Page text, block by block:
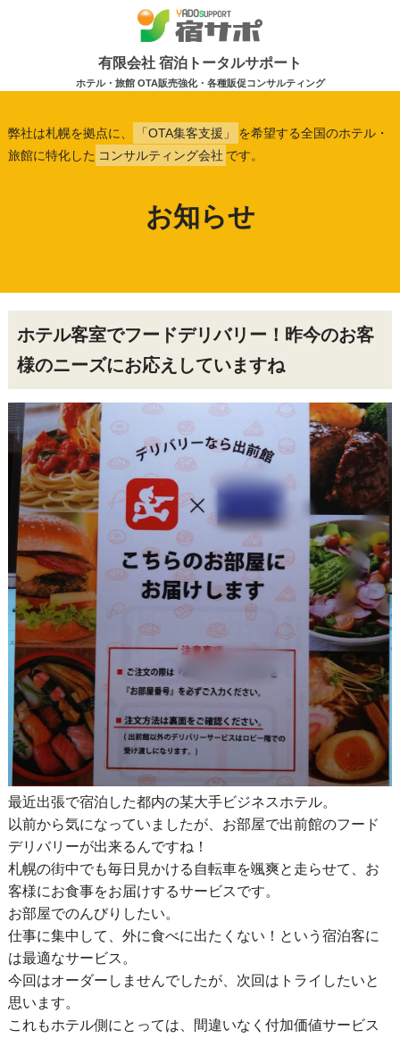
有限会社 宿泊トータルサポート
ホテル・旅館 OTA販売強化・各種販促コンサルティング
弊社は札幌を拠点に、 「OTA集客支援」
を希望する全国のホテル・
旅館に特化した コンサルティング会社 です。
お知らせ
ホテル客室でフードデリバリー！昨今のお客
様のニーズにお応えしていますね
最近出張で宿泊した都内の某大手ビジネスホテル。
以前から気になっていましたが、お部屋で出前館のフード
デリバリーが出来るんですね！
札幌の街中でも毎日見かける自転車を颯爽と走らせて、お
客様にお食事をお届けするサービスです。
お部屋でのんびりしたい。
仕事に集中して、外に食べに出たくない！という宿泊客に
は最適なサービス。
今回はオーダーしませんでしたが、次回はトライしたいと
思います。
これもホテル側にとっては、間違いなく付加価値サービス